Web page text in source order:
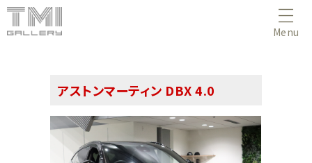
Menu
アストンマーティン DBX 4.0